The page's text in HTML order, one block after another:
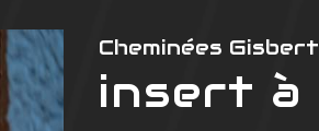
Cheminées Gisbert
insert à